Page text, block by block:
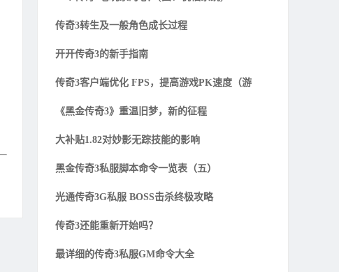
传奇3转生及一般角色成长过程
开开传奇3的新手指南
传奇3客户端优化 FPS，提高游戏PK速度（游
《黑金传奇3》重温旧梦，新的征程
大补贴1.82对妙影无踪技能的影响
黑金传奇3私服脚本命令一览表（五）
光通传奇3G私服 BOSS击杀终极攻略
传奇3还能重新开始吗？
最详细的传奇3私服GM命令大全